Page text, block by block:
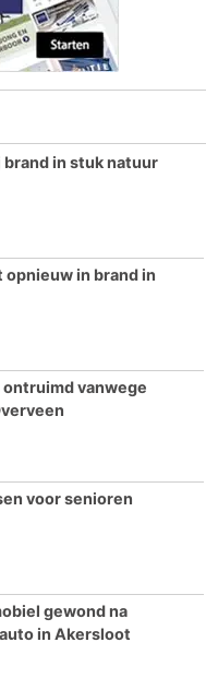
brand in stuk natuur
in brand in
vanwege
voor senioren
gewond na
in Akersloot